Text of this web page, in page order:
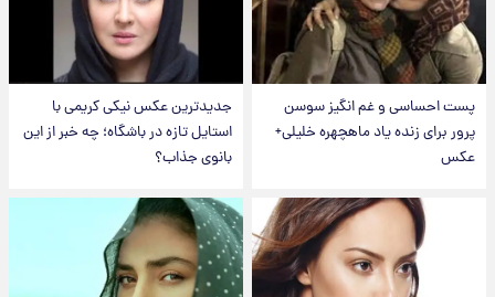
پست احساسی و غم انگیز سوسن
پرور برای زنده یاد ماهچهره خلیلی+
عکس
جدیدترین عکس نیکی کریمی با
استایل تازه در باشگاه؛ چه خبر از این
بانوی جذاب؟